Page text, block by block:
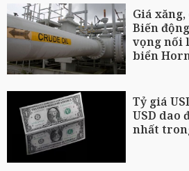
Giá xăng,
Biến
vọng nối
biển
Tỷ giá
USD dao
nhất